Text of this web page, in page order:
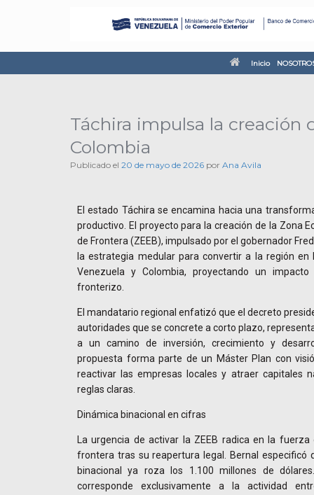
Inicio
Táchira impulsa la creación
Colombia
Publicado el 20 de mayo de 2026 por Ana Avila
El estado Táchira se encamina hacia una
productivo. El proyecto para la creación de la Zona
de Frontera (ZEEB), impulsado por el gobernador
la estrategia medular para convertir a la región en
Venezuela y Colombia, proyectando un
fronterizo.
El mandatario regional enfatizó que el decreto
autoridades que se concrete a corto plazo,
a un camino de inversión, crecimiento y
propuesta forma parte de un Máster Plan con
reactivar las empresas locales y atraer capitales
reglas claras.
Dinámica binacional en cifras
La urgencia de activar la ZEEB radica en la
frontera tras su reapertura legal. Bernal especificó
binacional ya roza los 1.100 millones de
corresponde exclusivamente a la actividad